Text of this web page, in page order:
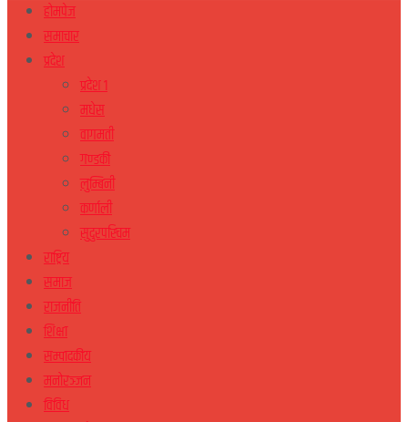
होमपेज
समाचार
प्रदेश
प्रदेश १
मधेस
वागमती
गण्डकी
लुम्बिनी
कर्णाली
सुदुरपस्चिम
राष्ट्रिय
समाज
राजनीति
शिक्षा
सम्पादकीय
मनोरञ्जन
विविध